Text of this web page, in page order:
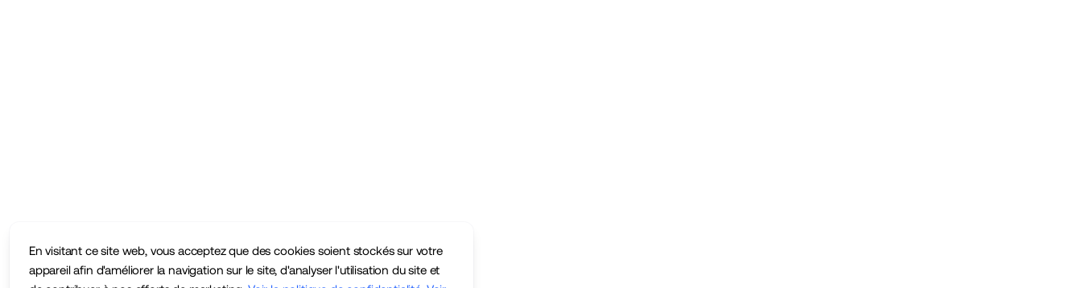
En visitant ce site web, vous acceptez que des cookies soient stockés sur votre
appareil afin d'améliorer la navigation sur le site, d'analyser l'utilisation du site et